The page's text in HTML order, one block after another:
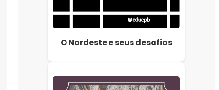
O Nordeste e seus desafios